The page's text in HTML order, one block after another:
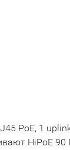
PoE, 1
HiPoE 90